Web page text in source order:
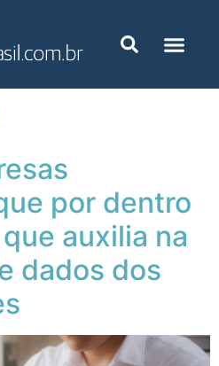
por dentro
auxilia na
dados dos